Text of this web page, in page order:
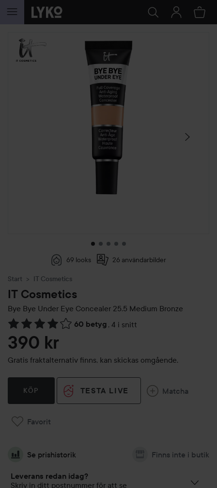
HOPPA TILL INNEHÅLLET
HOPPA ÖVER SEKTIONEN
69 looks 26 användarbilder
Start IT Cosmetics
IT Cosmetics
Bye Bye Under Eye Concealer 25.5 Medium Bronze
60 betyg , 4 i snitt
Hoppa till Betyg & kommentarer
390 kr
Gratis fraktalternativ finns, kan skickas omgående.
KÖP TESTA LIVE Matcha
Favorit
Se prishistorik Finns inte i butik
Leverans redan idag?
Skriv in ditt postnummer för att se